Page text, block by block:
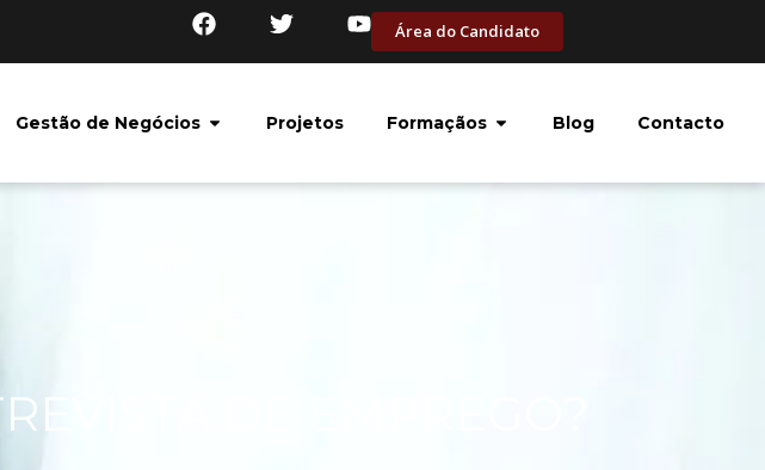
Área do Candidato
Gestão de Negócios Projetos Formaçãos Blog Contacto
DE EMPREGO?